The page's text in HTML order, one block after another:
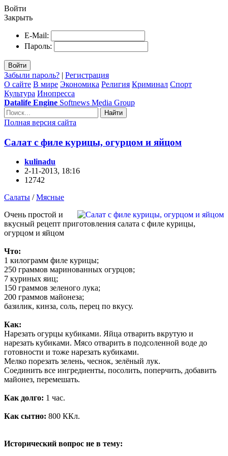
Войти
Закрыть
E-Mail:
Пароль:
Войти
Забыли пароль? | Регистрация
О сайте В мире Экономика Религия Криминал Спорт
Культура Инопресса
Datalife Engine Softnews Media Group
Найти
Полная версия сайта
Салат с филе курицы, огурцом и яйцом
kulinadu
2-11-2013, 18:16
12742
Салаты /Мясные
Очень простой и
вкусный рецепт приготовления салата с филе курицы,
огурцом и яйцом
Что:
1 килограмм филе курицы;
250 граммов маринованных огурцов;
7 куриных яиц;
150 граммов зеленого лука;
200 граммов майонеза;
базилик, кинза, соль, перец по вкусу.
Как:
Нарезать огурцы кубиками. Яйца отварить вкрутую и
нарезать кубиками. Мясо отварить в подсоленной воде до
готовности и тоже нарезать кубиками.
Мелко порезать зелень, чеснок, зелёный лук.
Соединить все ингредиенты, посолить, поперчить, добавить
майонез, перемешать.
Как долго: 1 час.
Как сытно: 800 ККл.
Исторический вопрос не в тему: